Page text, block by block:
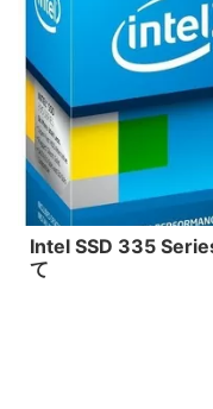
Intel SSD 335
て